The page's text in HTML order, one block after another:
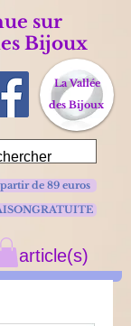
sur
Bijoux
La Vallée
des Bijoux
de 89 euros
article(s)